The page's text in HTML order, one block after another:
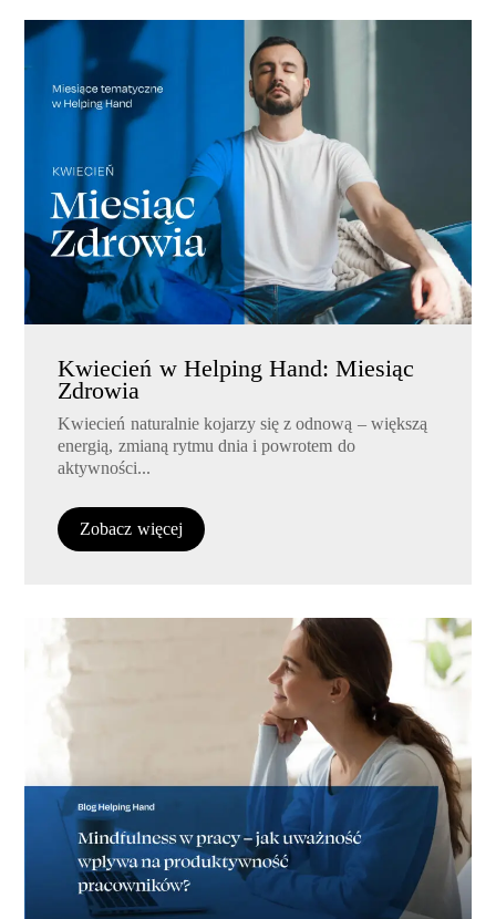
Kwiecień w Helping Hand: Miesiąc
Zdrowia
Kwiecień naturalnie kojarzy się z odnową – większą
energią, zmianą rytmu dnia i powrotem do
aktywności...
Zobacz więcej